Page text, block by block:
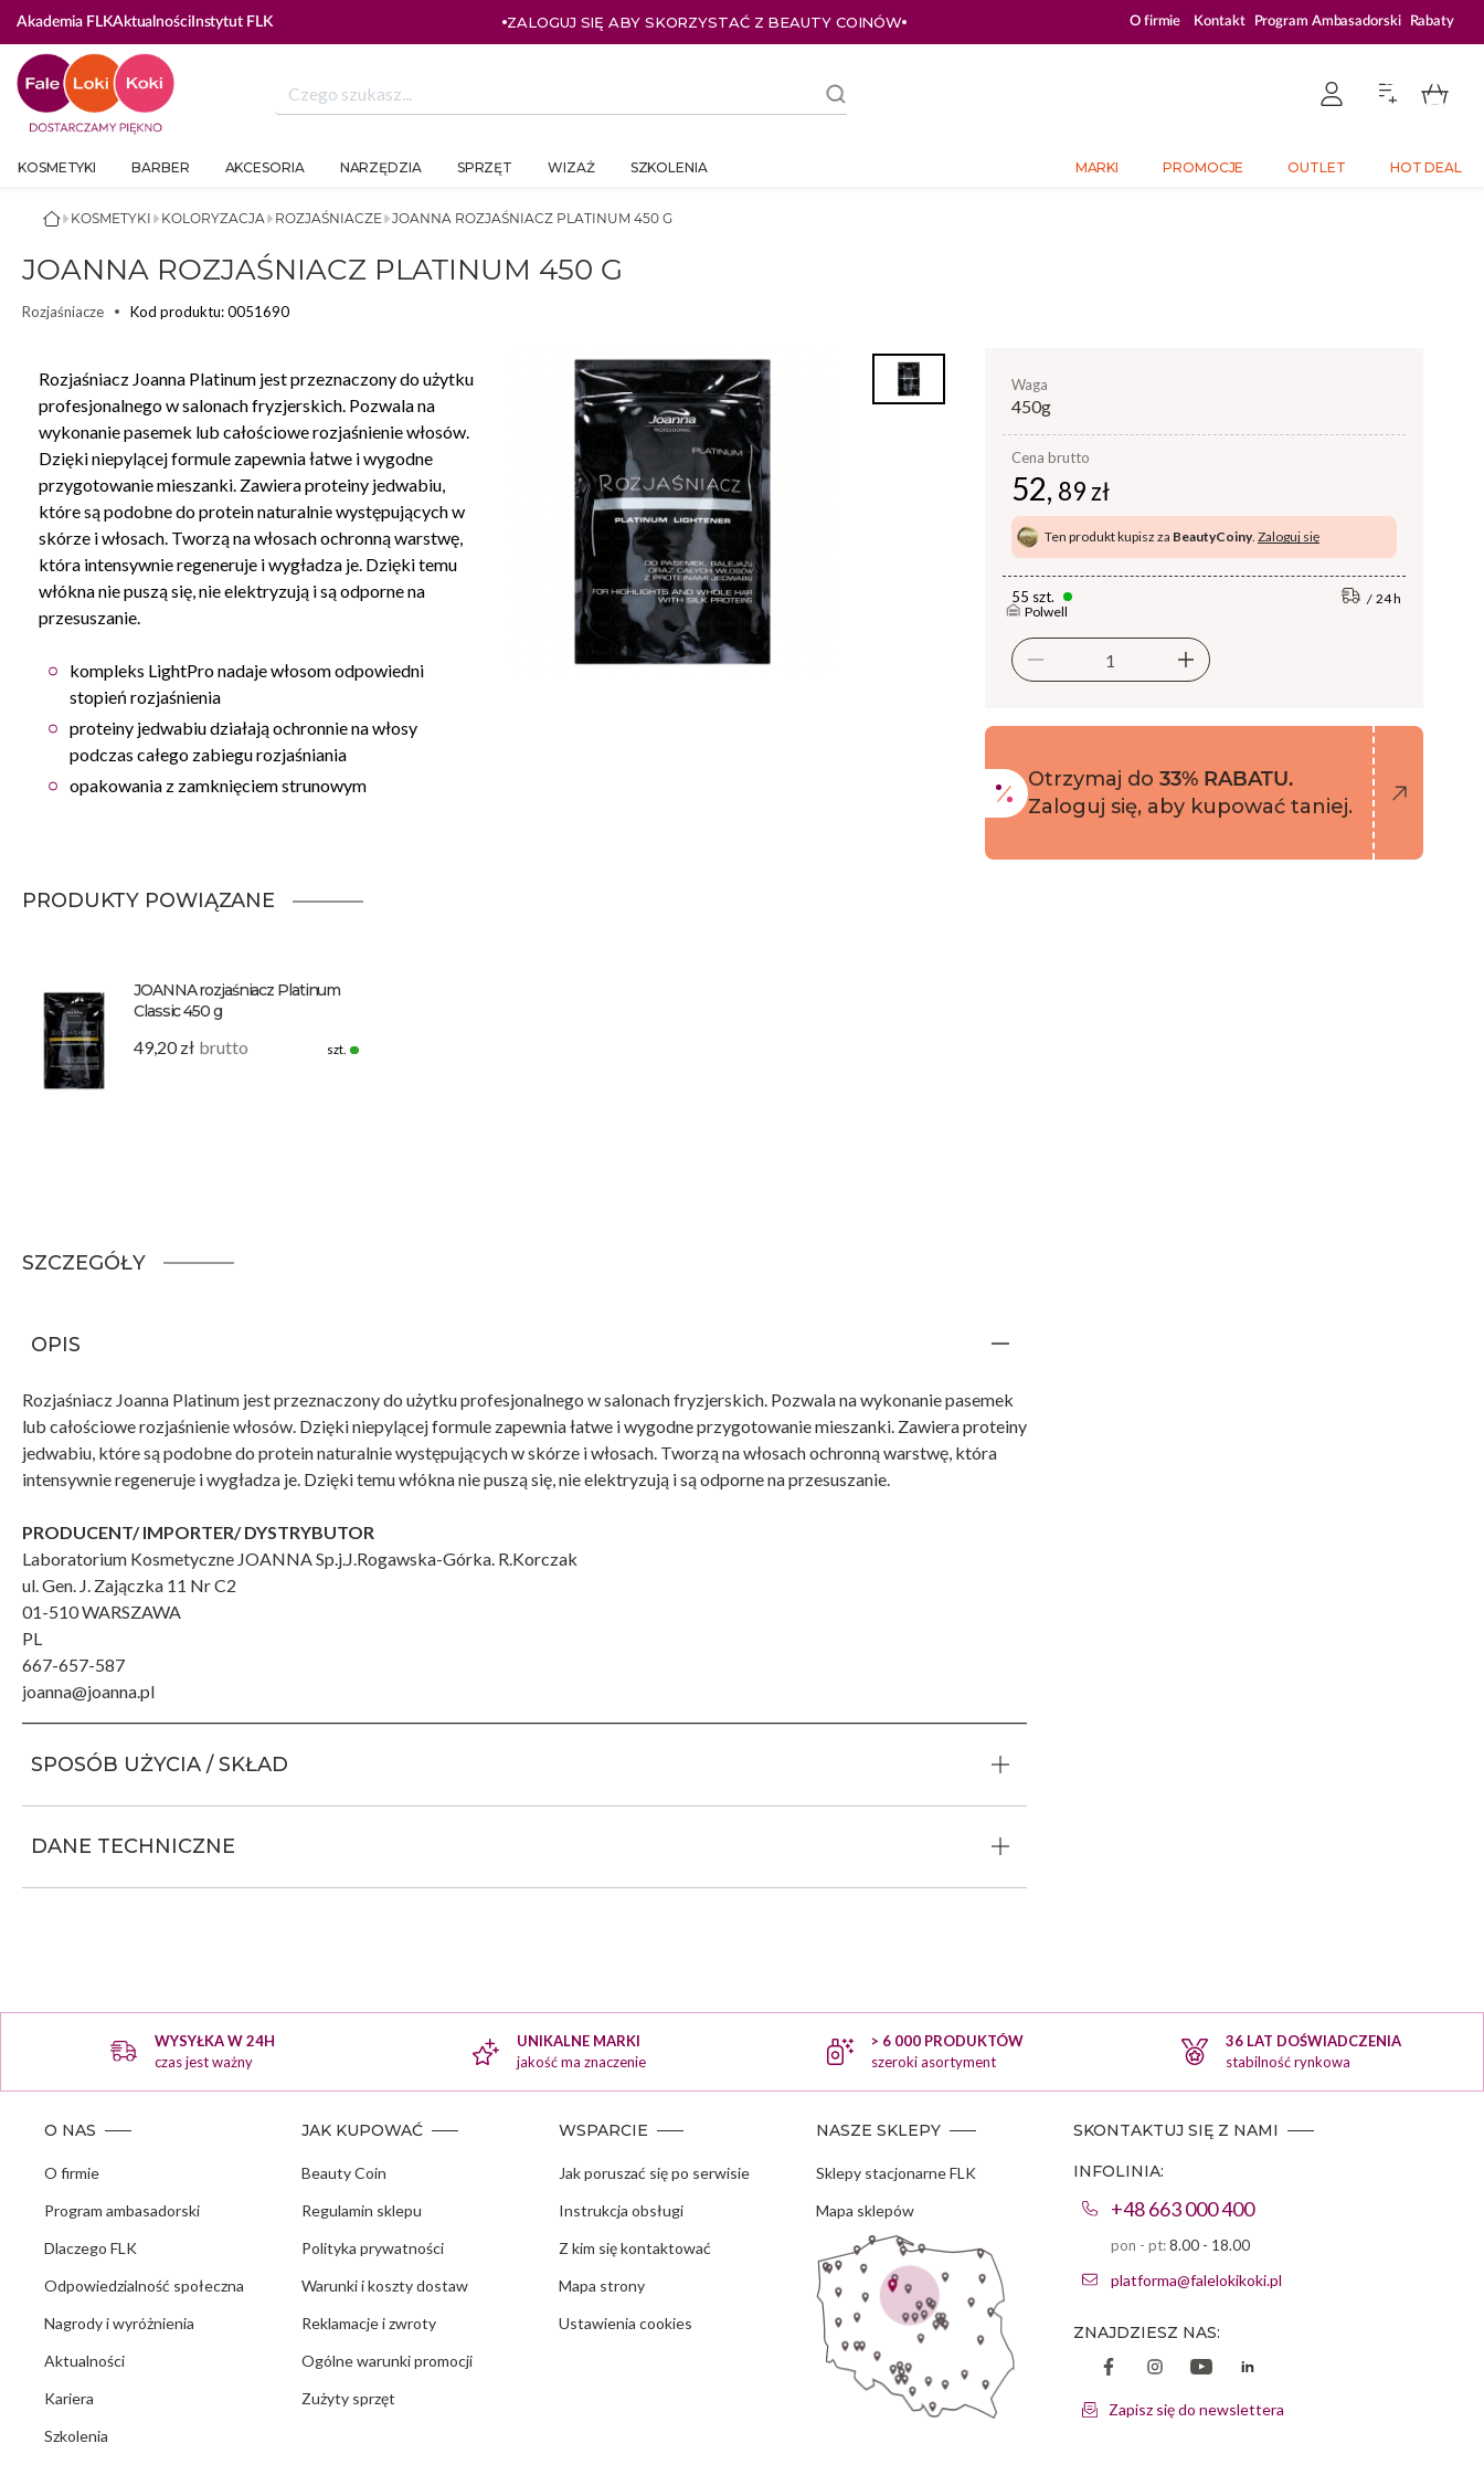
Akademia FLKAktualnościInstytut FLK
SIĘ ABY SKORZYSTAĆ Z BEAUTY COINÓW ZALOGUJ SIĘ I KUPUJ TANIEJ – AŻ 33% ZNIŻKI PLATFORMA DEDYKOWANA PROFESJONALISTOM
O firmie Kontakt Program Ambasadorski Rabaty
KOSMETYKI BARBER AKCESORIA NARZĘDZIA SPRZĘT WIZAŻ SZKOLENIA MARKI PROMOCJE OUTLET HOT DEAL
JOANNA ROZJAŚNIACZ PLATINUM 450 G
ROZJAŚNIACZE
KOLORYZACJA
KOSMETYKI
JOANNA ROZJAŚNIACZ PLATINUM 450 G
Rozjaśniacze Kod produktu: 0051690
Rozjaśniacz Joanna Platinum jest przeznaczony do użytku
profesjonalnego w salonach fryzjerskich. Pozwala na
wykonanie pasemek lub całościowe rozjaśnienie włosów.
Dzięki niepylącej formule zapewnia łatwe i wygodne
przygotowanie mieszanki. Zawiera proteiny jedwabiu,
które są podobne do protein naturalnie występujących w
skórze i włosach. Tworzą na włosach ochronną warstwę,
która intensywnie regeneruje i wygładza je. Dzięki temu
włókna nie puszą się, nie elektryzują i są odporne na
przesuszanie.
kompleks LightPro nadaje włosom odpowiedni
stopień rozjaśnienia
proteiny jedwabiu działają ochronnie na włosy
podczas całego zabiegu rozjaśniania
opakowania z zamknięciem strunowym
waga
450g
Cena brutto
52, 89 zł
Ten produkt kupisz za BeautyCoiny. Zaloguj się
55 szt.
Polwell
24 h
Otrzymaj do 33% RABATU.
Zaloguj się, aby kupować taniej.
PRODUKTY POWIĄZANE
JOANNA rozjaśniacz Platinum
Classic 450 g
szt.
49,20 zł brutto
SZCZEGÓŁY
OPIS
Rozjaśniacz Joanna Platinum jest przeznaczony do użytku profesjonalnego w salonach fryzjerskich. Pozwala na wykonanie pasemek
lub całościowe rozjaśnienie włosów. Dzięki niepylącej formule zapewnia łatwe i wygodne przygotowanie mieszanki. Zawiera proteiny
jedwabiu, które są podobne do protein naturalnie występujących w skórze i włosach. Tworzą na włosach ochronną warstwę, która
intensywnie regeneruje i wygładza je. Dzięki temu włókna nie puszą się, nie elektryzują i są odporne na przesuszanie.
PRODUCENT/ IMPORTER/ DYSTRYBUTOR
Laboratorium Kosmetyczne JOANNA Sp.j.J.Rogawska-Górka. R.Korczak
ul. Gen. J. Zajączka 11 Nr C2
01-510 WARSZAWA
PL
667-657-587
joanna@joanna.pl
SPOSÓB UŻYCIA / SKŁAD
DANE TECHNICZNE
WYSYŁKA W 24H
czas jest ważny
UNIKALNE MARKI
jakość ma znaczenie
> 6 000 PRODUKTÓW
szeroki asortyment
36 LAT DOŚWIADCZENIA
stabilność rynkowa
O NAS
O firmie
Program ambasadorski
Dlaczego FLK
Odpowiedzialność społeczna
Nagrody i wyróżnienia
Aktualności
Kariera
Szkolenia
JAK KUPOWAĆ
Beauty Coin
Regulamin sklepu
Polityka prywatności
Warunki i koszty dostaw
Reklamacje i zwroty
Ogólne warunki promocji
Zużyty sprzęt
WSPARCIE
Jak poruszać się po serwisie
Instrukcja obsługi
Z kim się kontaktować
Mapa strony
Ustawienia cookies
NASZE SKLEPY
Sklepy stacjonarne FLK
Mapa sklepów
SKONTAKTUJ SIĘ Z NAMI
INFOLINIA:
+48 663 000 400
pon - pt:8.00 - 18.00
platforma@falelokikoki.pl
ZNAJDZIESZ NAS:
Zapisz się do newslettera